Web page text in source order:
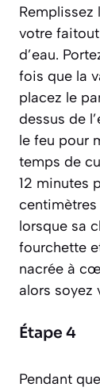
votre
d’eau.
fois que la
placez le
dessus de
le feu pour
temps de
12 minutes
centimètres
lorsque sa
fourchette
nacrée à
alors soyez
Étape 4
Pendant